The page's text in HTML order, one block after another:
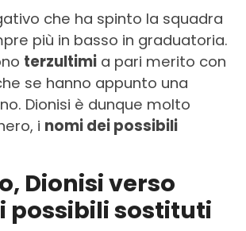
che ha spinto la squadra
più in basso in graduatoria.
terzultimia pari merito con
se hanno appunto una
Dionisi è dunque molto
i nomi dei possibili
Dionisi verso
possibili sostituti